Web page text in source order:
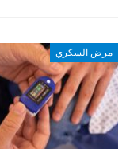
مرض السكري